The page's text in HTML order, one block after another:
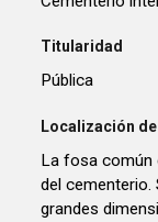
Titularidad
Pública
Localización
La fosa común
del cementerio.
grandes